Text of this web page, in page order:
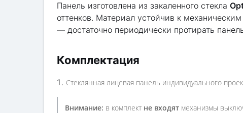
Панель изготовлена из закаленного стекла
оттенков. Материал устойчив к
— достаточно периодически протирать
Комплектация
Стеклянная лицевая панель индивидуального
Внимание: в комплект не входят механизмы